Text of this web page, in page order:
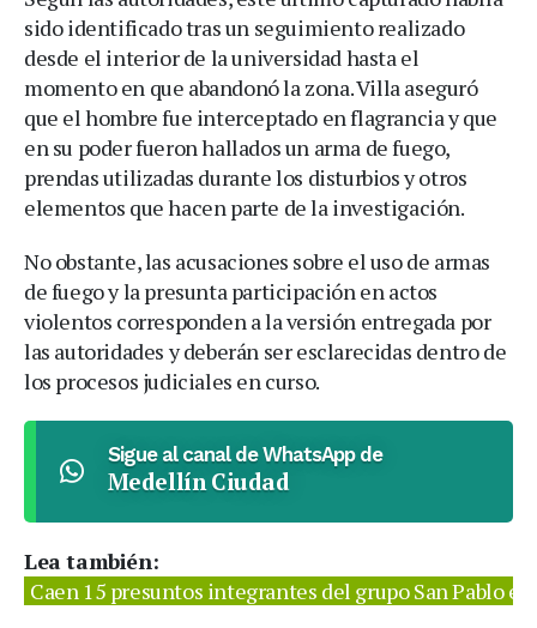
sido identificado tras un seguimiento realizado
desde el interior de la universidad hasta el
momento en que abandonó la zona. Villa aseguró
que el hombre fue interceptado en flagrancia y que
en su poder fueron hallados un arma de fuego,
prendas utilizadas durante los disturbios y otros
elementos que hacen parte de la investigación.
No obstante, las acusaciones sobre el uso de armas
de fuego y la presunta participación en actos
violentos corresponden a la versión entregada por
las autoridades y deberán ser esclarecidas dentro de
los procesos judiciales en curso.
Sigue al canal de WhatsApp de
Medellín Ciudad
Lea también:
Caen 15 presuntos integrantes del grupo San Pablo